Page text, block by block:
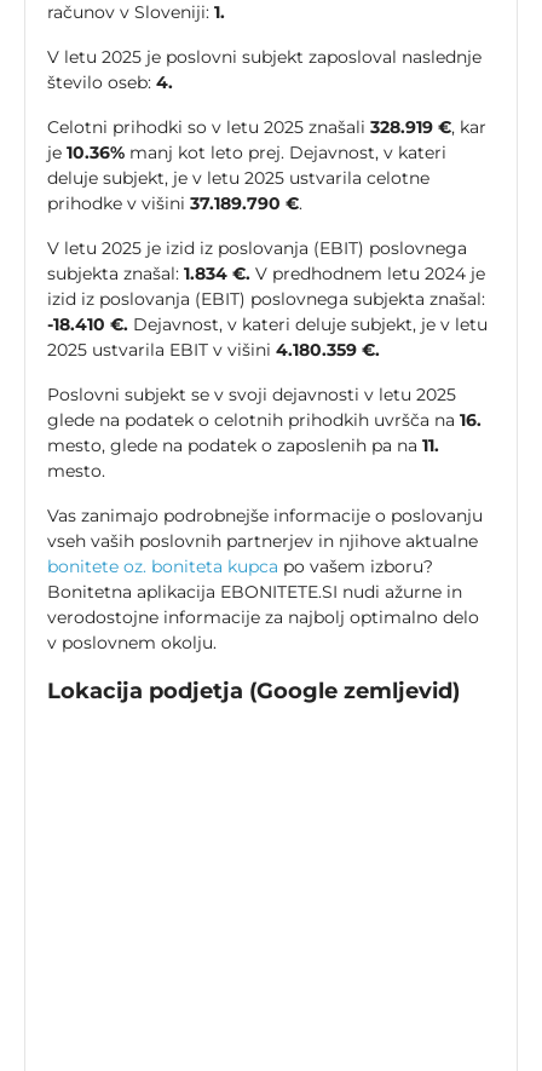
računov v Sloveniji: 1.
V letu 2025 je poslovni subjekt zaposloval naslednje
število oseb: 4.
Celotni prihodki so v letu 2025 znašali 328.919 €, kar
je 10.36% manj kot leto prej. Dejavnost, v kateri
deluje subjekt, je v letu 2025 ustvarila celotne
prihodke v višini 37.189.790 €.
V letu 2025 je izid iz poslovanja (EBIT) poslovnega
subjekta znašal: 1.834 €. V predhodnem letu 2024 je
izid iz poslovanja (EBIT) poslovnega subjekta znašal:
-18.410 €. Dejavnost, v kateri deluje subjekt, je v letu
2025 ustvarila EBIT v višini 4.180.359 €.
Poslovni subjekt se v svoji dejavnosti v letu 2025
glede na podatek o celotnih prihodkih uvršča na 16.
mesto, glede na podatek o zaposlenih pa na 11.
mesto.
Vas zanimajo podrobnejše informacije o poslovanju
vseh vaših poslovnih partnerjev in njihove aktualne
bonitete oz. boniteta kupca po vašem izboru?
Bonitetna aplikacija EBONITETE.SI nudi ažurne in
verodostojne informacije za najbolj optimalno delo
v poslovnem okolju.
Lokacija podjetja (Google zemljevid)